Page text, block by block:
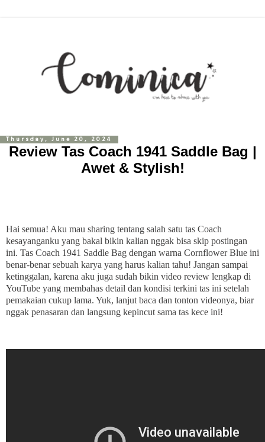
Thursday, June 20, 2024
Review Tas Coach 1941 Saddle Bag |
Awet & Stylish!
Hai semua! Aku mau sharing tentang salah satu tas Coach
kesayanganku yang bakal bikin kalian nggak bisa skip postingan
ini. Tas Coach 1941 Saddle Bag dengan warna Cornflower Blue ini
benar-benar sebuah karya yang harus kalian tahu! Jangan sampai
ketinggalan, karena aku juga sudah bikin video review lengkap di
YouTube yang membahas detail dan kondisi terkini tas ini setelah
pemakaian cukup lama. Yuk, lanjut baca dan tonton videonya, biar
nggak penasaran dan langsung kepincut sama tas kece ini!